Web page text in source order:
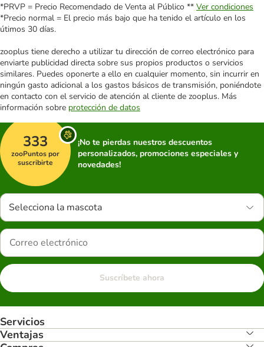
*PRVP = Precio Recomendado de Venta al Público ** Ver condiciones
*Precio normal = El precio más bajo que ha tenido el artículo en los
útimos 30 días.
zooplus tiene derecho a utilizar tu dirección de correo electrónico para
enviarte publicidad directa sobre sus propios productos o servicios
similares. Puedes oponerte a ello en cualquier momento, sin incurrir en
ningún gasto adicional a los gastos básicos de transmisión, poniéndote
en contacto con el servicio de atención al cliente de zooplus. Más
información sobre protección de datos
333
zooPuntos por
suscribirte
¡No te pierdas nuestros descuentos
personalizados, promociones especiales y
novedades!
Selecciona la mascota
Suscríbete ahora
Servicios
Ventajas